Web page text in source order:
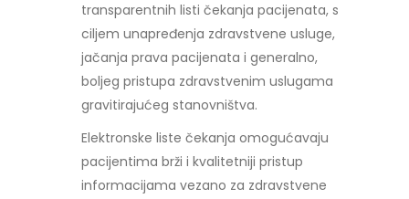
transparentnih listi čekanja pacijenata, s
ciljem unapređenja zdravstvene usluge,
jačanja prava pacijenata i generalno,
boljeg pristupa zdravstvenim uslugama
gravitirajućeg stanovništva.
Elektronske liste čekanja omogućavaju
pacijentima brži i kvalitetniji pristup
informacijama vezano za zdravstvene